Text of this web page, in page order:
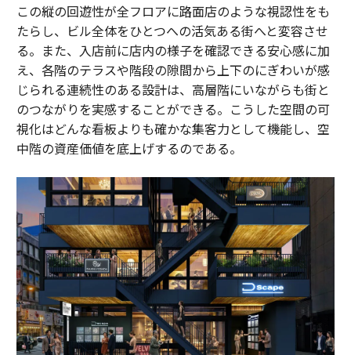
この縦の回遊性が全フロアに路面店のような視認性をも
たらし、ビル全体をひとつへの活気ある街へと変容させ
る。また、入店前に店内の様子を確認できる安心感に加
え、各階のテラスや階段の隙間から上下のにぎわいが感
じられる連続性のある設計は、高層階にいながらも街と
のつながりを実感することができる。こうした空間の可
視化はどんな看板よりも確かな集客力として機能し、空
中階の資産価値を底上げするのである。